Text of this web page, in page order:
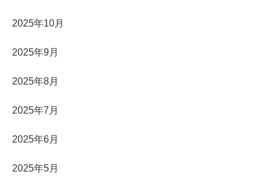
2025年10月
2025年9月
2025年8月
2025年7月
2025年6月
2025年5月